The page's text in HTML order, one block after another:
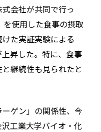
会社が共同で行っ
を使用した食事の摂取
た実証実験による
昇した。特に、食事
継続性も見られたと
ゲン」の関係性、今
工業大学バイオ・化